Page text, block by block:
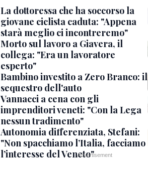
La dottoressa che ha soccorso la
giovane ciclista caduta: "Appena
starà meglio ci incontreremo"
Morto sul lavoro a Giavera, il
collega: "Era un lavoratore
esperto"
Bambino investito a Zero Branco: il
sequestro dell'auto
Vannacci a cena con gli
imprenditori veneti: "Con la Lega
nessun tradimento"
Autonomia differenziata, Stefani:
"Non spacchiamo l’Italia, facciamo
l’interesse del Veneto"